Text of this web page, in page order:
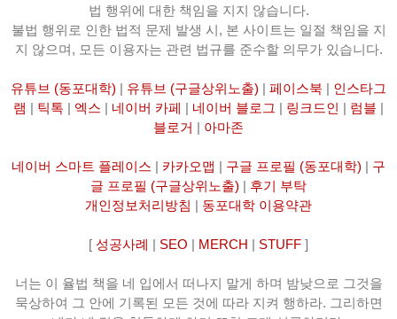
법 행위에 대한 책임을 지지 않습니다.
불법 행위로 인한 법적 문제 발생 시, 본 사이트는 일절 책임을 지
지 않으며, 모든 이용자는 관련 법규를 준수할 의무가 있습니다.
유튜브 (동포대학) | 유튜브 (구글상위노출) | 페이스북 | 인스타그
램 | 틱톡 | 엑스 | 네이버 카페 | 네이버 블로그 | 링크드인 | 럼블 |
블로거 | 아마존
네이버 스마트 플레이스 | 카카오맵 | 구글 프로필 (동포대학) | 구
글 프로필 (구글상위노출) | 후기 부탁
개인정보처리방침 | 동포대학 이용약관
[ 성공사례 | SEO | MERCH | STUFF ]
너는 이 율법 책을 네 입에서 떠나지 말게 하며 밤낮으로 그것을
묵상하여 그 안에 기록된 모든 것에 따라 지켜 행하라. 그리하면